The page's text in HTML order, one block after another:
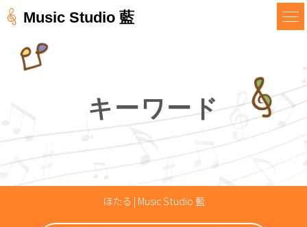
Music Studio 藍
キーワード
ほたる | Music Studio 藍